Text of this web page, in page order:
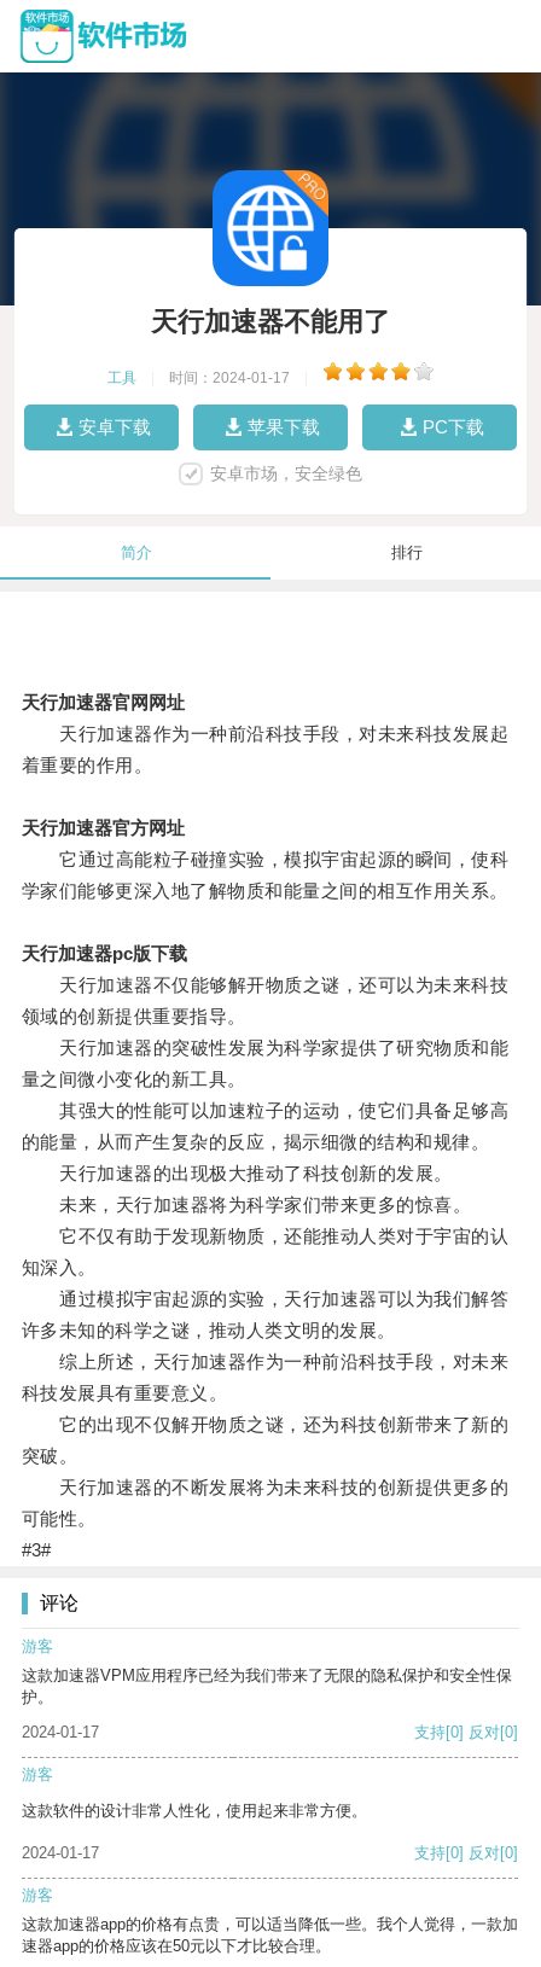
天行加速器不能用了
工具 时间：2024-01-17
安卓下载 苹果下载 PC下载
安卓市场，安全绿色
简介 排行
天行加速器官网网址
天行加速器作为一种前沿科技手段，对未来科技发展起
着重要的作用。
天行加速器官方网址
它通过高能粒子碰撞实验，模拟宇宙起源的瞬间，使科
学家们能够更深入地了解物质和能量之间的相互作用关系。
天行加速器pc版下载
天行加速器不仅能够解开物质之谜，还可以为未来科技
领域的创新提供重要指导。
天行加速器的突破性发展为科学家提供了研究物质和能
量之间微小变化的新工具。
其强大的性能可以加速粒子的运动，使它们具备足够高
的能量，从而产生复杂的反应，揭示细微的结构和规律。
天行加速器的出现极大推动了科技创新的发展。
未来，天行加速器将为科学家们带来更多的惊喜。
它不仅有助于发现新物质，还能推动人类对于宇宙的认
知深入。
通过模拟宇宙起源的实验，天行加速器可以为我们解答
许多未知的科学之谜，推动人类文明的发展。
综上所述，天行加速器作为一种前沿科技手段，对未来
科技发展具有重要意义。
它的出现不仅解开物质之谜，还为科技创新带来了新的
突破。
天行加速器的不断发展将为未来科技的创新提供更多的
可能性。
#3#
评论
游客
这款加速器VPM应用程序已经为我们带来了无限的隐私保护和安全性保
护。
2024-01-17
支持[0] 反对[0]
游客
这款软件的设计非常人性化，使用起来非常方便。
2024-01-17 支持[0] 反对[0]
游客
这款加速器app的价格有点贵，可以适当降低一些。我个人觉得，一款加
速器app的价格应该在50元以下才比较合理。